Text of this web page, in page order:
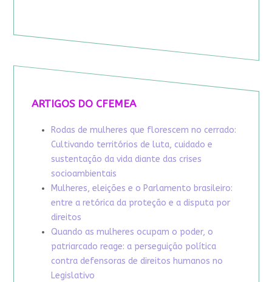
ARTIGOS DO CFEMEA
Rodas de mulheres que florescem no cerrado:
Cultivando territórios de luta, cuidado e
sustentação da vida diante das crises
socioambientais
Mulheres, eleições e o Parlamento brasileiro:
entre a retórica da proteção e a disputa por
direitos
Quando as mulheres ocupam o poder, o
patriarcado reage: a perseguição política
contra defensoras de direitos humanos no
Legislativo